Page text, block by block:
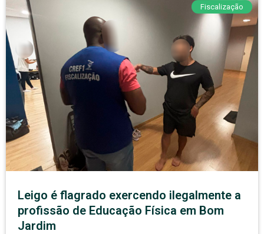
Fiscalização
Leigo é flagrado exercendo ilegalmente a
profissão de Educação Física em Bom
Jardim